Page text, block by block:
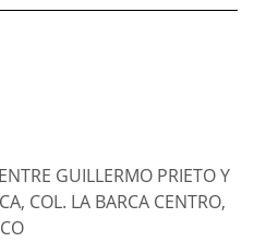
GUILLERMO PRIETO Y
COL. LA BARCA CENTRO,